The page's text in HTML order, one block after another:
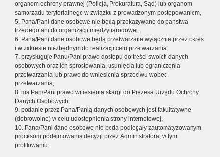
organom ochrony prawnej (Policja, Prokuratura, Sąd) lub organom
samorządu terytorialnego w związku z prowadzonym postępowaniem,
5. Pana/Pani dane osobowe nie będą przekazywane do państwa
trzeciego ani do organizacji międzynarodowej,
6. Pana/Pani dane osobowe będą przetwarzane wyłącznie przez okres
i w zakresie niezbędnym do realizacji celu przetwarzania,
7. przysługuje Panu/Pani prawo dostępu do treści swoich danych
osobowych oraz ich sprostowania, usunięcia lub ograniczenia
przetwarzania lub prawo do wniesienia sprzeciwu wobec
przetwarzania,
8. ma Pan/Pani prawo wniesienia skargi do Prezesa Urzędu Ochrony
Danych Osobowych,
9. podanie przez Pana/Panią danych osobowych jest fakultatywne
(dobrowolne) w celu udostępnienia strony internetowej,
10. Pana/Pani dane osobowe nie będą podlegały zautomatyzowanym
procesom podejmowania decyzji przez Administratora, w tym
profilowaniu.